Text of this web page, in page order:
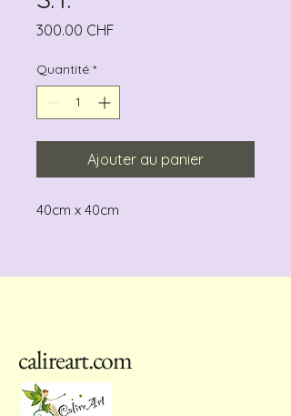
300.00 CHF
Quantité *
Ajouter au panier
40cm x 40cm
calireart.com